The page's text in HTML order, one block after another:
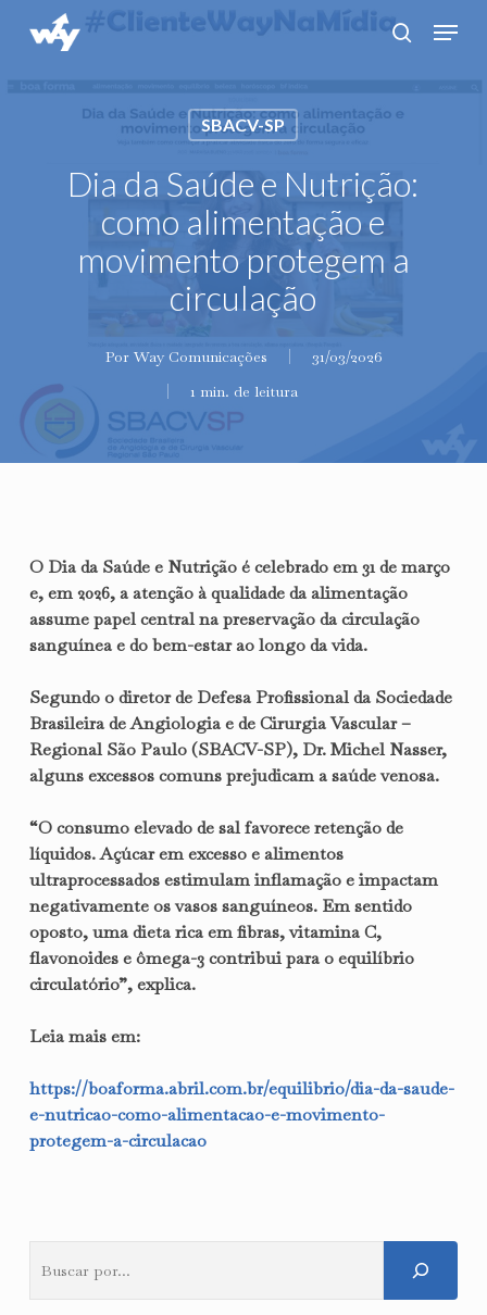
Menu
SBACV-SP
Dia da Saúde e Nutrição:
como alimentação e
movimento protegem a
circulação
Por Way Comunicações
31/03/2026
1 min. de leitura
O Dia da Saúde e Nutrição é celebrado em 31 de março
e, em 2026, a atenção à qualidade da alimentação
assume papel central na preservação da circulação
sanguínea e do bem-estar ao longo da vida.
Segundo o diretor de Defesa Profissional da Sociedade
Brasileira de Angiologia e de Cirurgia Vascular –
Regional São Paulo (SBACV-SP), Dr. Michel Nasser,
alguns excessos comuns prejudicam a saúde venosa.
“O consumo elevado de sal favorece retenção de
líquidos. Açúcar em excesso e alimentos
ultraprocessados estimulam inflamação e impactam
negativamente os vasos sanguíneos. Em sentido
oposto, uma dieta rica em fibras, vitamina C,
flavonoides e ômega-3 contribui para o equilíbrio
circulatório”, explica.
Leia mais em:
https://boaforma.abril.com.br/equilibrio/dia-da-saude-
e-nutricao-como-alimentacao-e-movimento-
protegem-a-circulacao